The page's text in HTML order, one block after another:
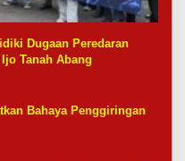
Dugaan Peredaran
Tanah Abang
Bahaya Penggiringan